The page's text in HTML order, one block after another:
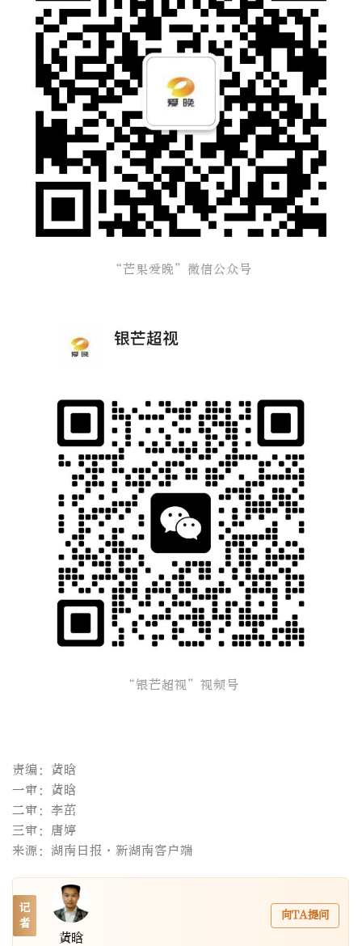
“芒果爱晚”微信公众号
“银芒超视”视频号
责编：黄晗
一审：黄晗
二审：李茁
三审：唐婷
来源：湖南日报·新湖南客户端
记
者
黄晗
向TA提问